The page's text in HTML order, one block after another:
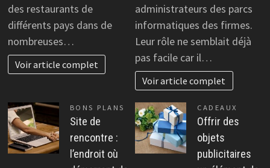
des restaurants de
différents pays dans de
nombreuses…
Voir article complet
administrateurs des parcs
informatiques des firmes.
Leur rôle ne semblait déjà
pas facile car il…
Voir article complet
BONS PLANS
Site de
rencontre :
l’endroit où
CADEAUX
Offrir des
objets
publicitaires